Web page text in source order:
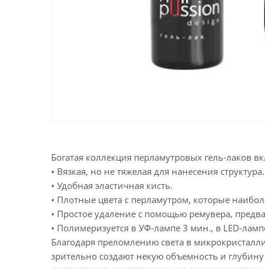
Богатая коллекция перламутровых гель-лаков
• Вязкая, но не тяжелая для нанесения структура.
• Удобная эластичная кисть.
• Плотные цвета с перламутром, которые
• Простое удаление с помощью ремувера,
• Полимеризуется в УФ-лампе 3 мин., в LED-
Благодаря преломлению света в
зрительно создают некую объемность и